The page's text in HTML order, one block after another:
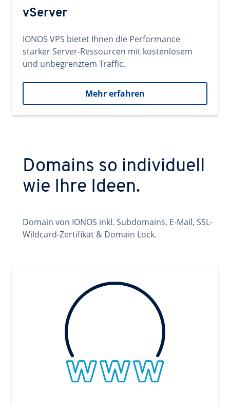
vServer
IONOS VPS bietet Ihnen die Performance
starker Server-Ressourcen mit kostenlosem
und unbegrenztem Traffic.
Mehr erfahren
Domains so individuell
wie Ihre Ideen.
Domain von IONOS inkl. Subdomains, E-Mail, SSL-
Wildcard-Zertifikat & Domain Lock.